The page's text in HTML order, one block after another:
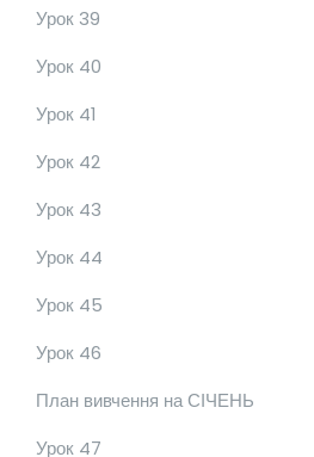
Урок 39
Урок 40
Урок 41
Урок 42
Урок 43
Урок 44
Урок 45
Урок 46
План вивчення на СІЧЕНЬ
Урок 47